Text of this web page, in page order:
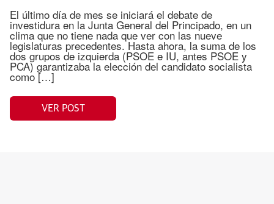
El último día de mes se iniciará el debate de
investidura en la Junta General del Principado, en un
clima que no tiene nada que ver con las nueve
legislaturas precedentes. Hasta ahora, la suma de los
dos grupos de izquierda (PSOE e IU, antes PSOE y
PCA) garantizaba la elección del candidato socialista
como […]
VER POST